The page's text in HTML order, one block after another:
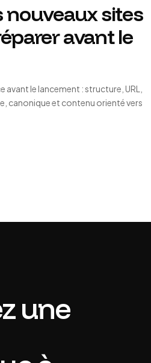
nouveaux sites
avant le
le lancement : structure, URL,
canonique et contenu orienté vers
une